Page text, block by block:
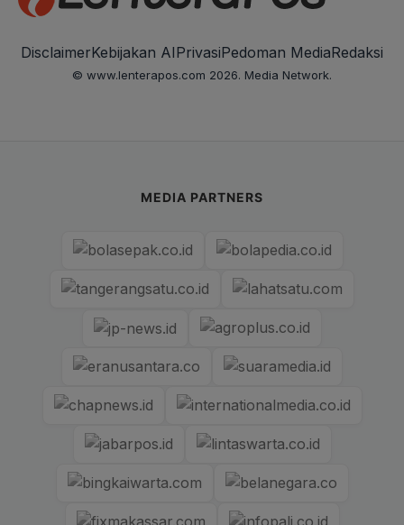
DisclaimerKebijakan AIPrivasiPedoman MediaRedaksi
© www.lenterapos.com 2026. Media Network.
MEDIA PARTNERS